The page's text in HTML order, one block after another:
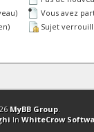
Vous avez
Sujet
Retourner en
MyBB Group.
In WhiteCrow